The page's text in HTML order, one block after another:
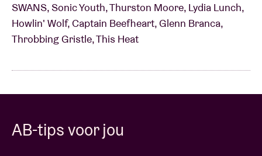
SWANS, Sonic Youth, Thurston Moore, Lydia Lunch,
Howlin' Wolf, Captain Beefheart, Glenn Branca,
Throbbing Gristle, This Heat
AB-tips voor jou